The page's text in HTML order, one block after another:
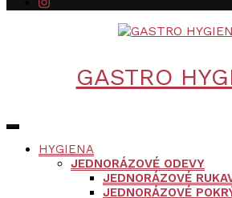
GASTRO
HYGIENA
JEDNORÁZOVÉ ODEVY
JEDNORÁZOVÉ
JEDNORÁZOVÉ